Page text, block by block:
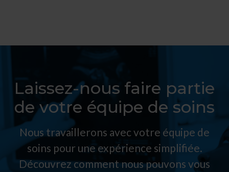
Laissez-nous faire partie
de votre équipe de soins
Nous travaillerons avec votre équipe de
soins pour une expérience simplifiée.
Découvrez comment nous pouvons vous